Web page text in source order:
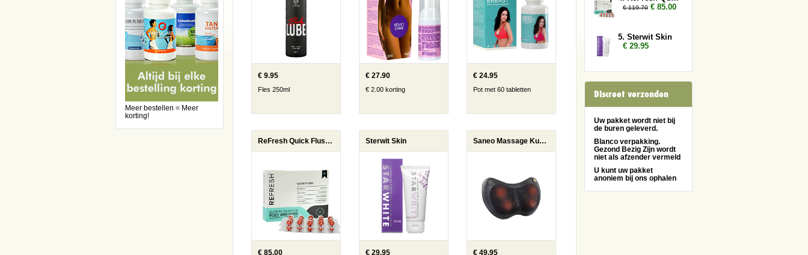
Meer bestellen = Meer
korting!
€ 9.95
Fles 250ml
€ 27.90
€ 2.00 korting
€ 24.95
Pot met 60 tabletten
ReFresh Quick Flush 6x
€ 85.00
Sterwit Skin
€ 29.95
Saneo Massage Kussen
€ 49.95
€ 119.70 € 85.00
5. Sterwit Skin
€ 29.95
Discreet verzonden
Uw pakket wordt niet bij
de buren geleverd.
Blanco verpakking.
Gezond Bezig Zijn wordt
niet als afzender vermeld
U kunt uw pakket
anoniem bij ons ophalen